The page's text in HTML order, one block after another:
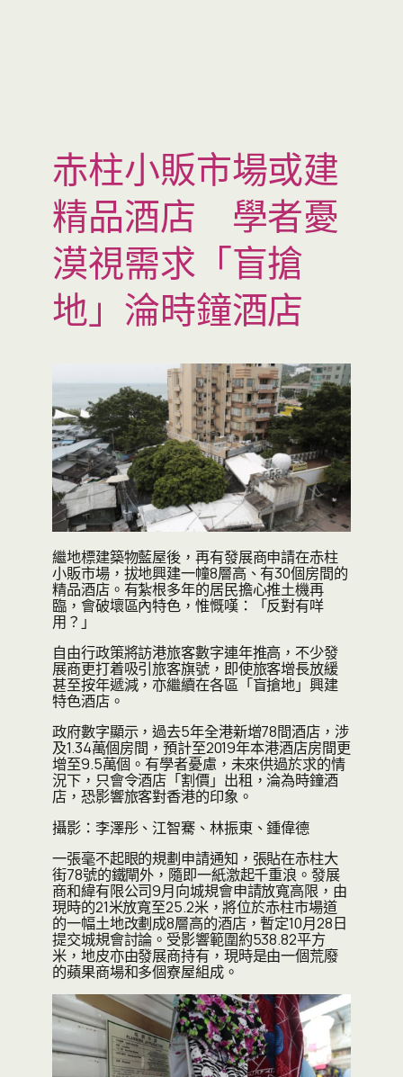
赤柱小販市場或建
精品酒店 學者憂
漠視需求「盲搶
地」淪時鐘酒店
繼地標建築物藍屋後，再有發展商申請在赤柱
小販市場，拔地興建一幢8層高、有30個房間的
精品酒店。有紮根多年的居民擔心推土機再
臨，會破壞區內特色，惟慨嘆：「反對有咩
用？」
自由行政策將訪港旅客數字連年推高，不少發
展商更打着吸引旅客旗號，即使旅客增長放緩
甚至按年遞減，亦繼續在各區「盲搶地」興建
特色酒店。
政府數字顯示，過去5年全港新增78間酒店，涉
及1.34萬個房間，預計至2019年本港酒店房間更
增至9.5萬個。有學者憂慮，未來供過於求的情
況下，只會令酒店「割價」出租，淪為時鐘酒
店，恐影響旅客對香港的印象。
攝影：李澤彤、江智騫、林振東、鍾偉德
一張毫不起眼的規劃申請通知，張貼在赤柱大
街78號的鐵閘外，隨即一紙激起千重浪。發展
商和緯有限公司9月向城規會申請放寬高限，由
現時的21米放寬至25.2米，將位於赤柱市場道
的一幅土地改劃成8層高的酒店，暫定10月28日
提交城規會討論。受影響範圍約538.82平方
米，地皮亦由發展商持有，現時是由一個荒廢
的蘋果商場和多個寮屋組成。